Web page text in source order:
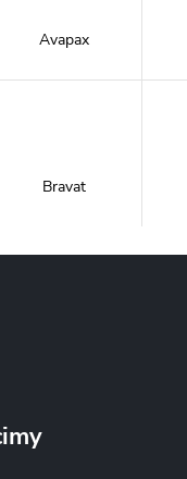
Avapax
Bravat